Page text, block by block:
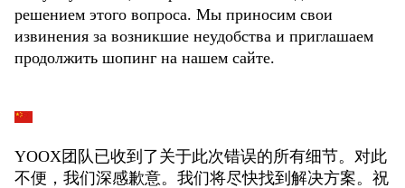
решением этого вопроса. Мы приносим свои
извинения за возникшие неудобства и приглашаем
продолжить шопинг на нашем сайте.
YOOX团队已收到了关于此次错误的所有细节。对此
不便，我们深感歉意。我们将尽快找到解决方案。祝